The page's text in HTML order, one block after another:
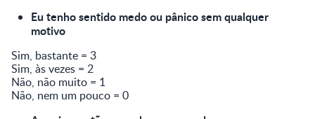
Eu tenho sentido medo ou pânico sem qualquer
motivo
Sim, bastante = 3
Sim, às vezes = 2
Não, não muito = 1
Não, nem um pouco = 0